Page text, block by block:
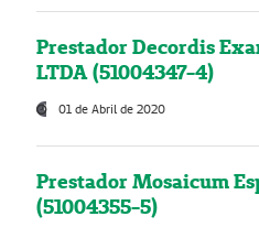
Prestador Decordis
LTDA (51004347-4)
01 de Abril de 2020
Prestador Mosaicum
(51004355-5)